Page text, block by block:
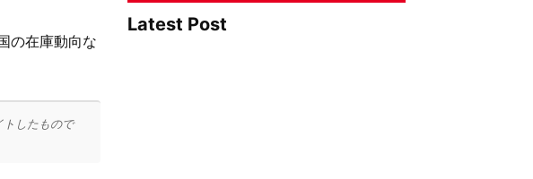
の在庫動向な
したもので
Latest Post